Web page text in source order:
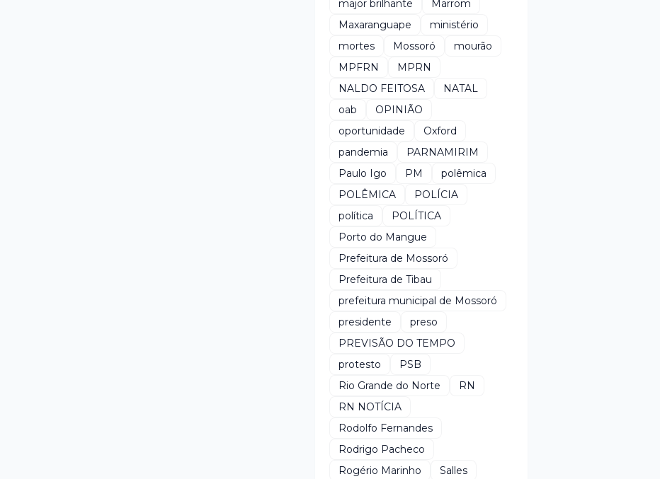
major brilhante
Marrom
Maxaranguape
ministério
mortes
Mossoró
mourão
MPFRN
MPRN
NALDO FEITOSA
NATAL
oab
OPINIÃO
oportunidade
Oxford
pandemia
PARNAMIRIM
Paulo Igo
PM
polêmica
POLÊMICA
POLÍCIA
política
POLÍTICA
Porto do Mangue
Prefeitura de Mossoró
Prefeitura de Tibau
prefeitura municipal de Mossoró
presidente
preso
PREVISÃO DO TEMPO
protesto
PSB
Rio Grande do Norte
RN
RN NOTÍCIA
Rodolfo Fernandes
Rodrigo Pacheco
Rogério Marinho
Salles